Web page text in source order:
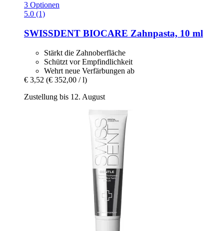
3 Optionen
5.0 (1)
SWISSDENT BIOCARE Zahnpasta, 10 ml
Stärkt die Zahnoberfläche
Schützt vor Empfindlichkeit
Wehrt neue Verfärbungen ab
€ 3,52 (€ 352,00 / l)
Zustellung bis 12. August